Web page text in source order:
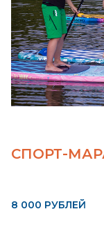
СПОРТ-
8 000 РУБЛЕЙ